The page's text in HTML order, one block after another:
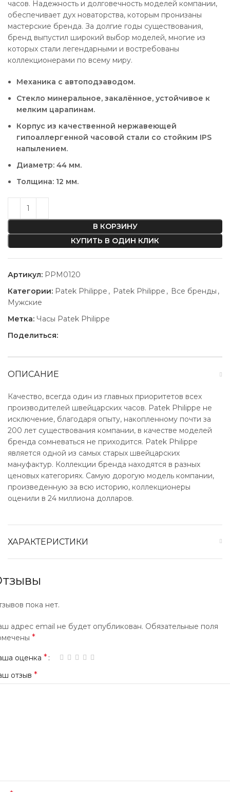
часов. Надежность и долговечность моделей компании,
обеспечивает дух новаторства, которым пронизаны
мастерские бренда. За долгие годы существования,
бренд выпустил широкий выбор моделей, многие из
которых стали легендарными и востребованы
коллекционерами по всему миру.
Механика с автоподзаводом.
Стекло минеральное, закалённое, устойчивое к
мелким царапинам.
Корпус из качественной нержавеющей
гипоаллергенной часовой стали со стойким IPS
напылением.
Диаметр: 44 мм.
Толщина: 12 мм.
В КОРЗИНУ
КУПИТЬ В ОДИН КЛИК
Артикул: PPM0120
Категории: Patek Philippe , Patek Philippe , Все бренды ,
Мужские
Метка: Часы Patek Philippe
Поделиться:
ОПИСАНИЕ
Качество, всегда один из главных приоритетов всех
производителей швейцарских часов. Patek Philippe не
исключение, благодаря опыту, накопленному почти за
200 лет существования компании, в качестве моделей
бренда сомневаться не приходится. Patek Philippe
является одной из самых старых швейцарских
мануфактур. Коллекции бренда находятся в разных
ценовых категориях. Самую дорогую модель компании,
произведенную за всю историю, коллекционеры
оценили в 24 миллиона долларов.
ХАРАКТЕРИСТИКИ
пока нет.
адрес email не будет опубликован. Обязательные поля
*
оценка *
отзыв *